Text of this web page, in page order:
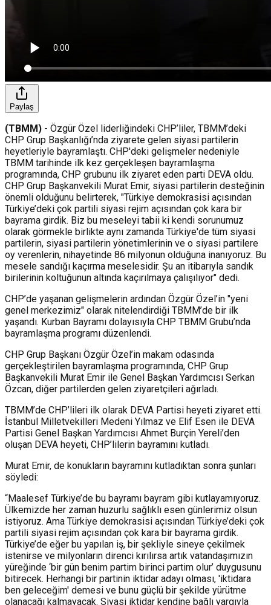
Paylaş
(TBMM) - Özgür Özel liderliğindeki CHP’liler, TBMM’deki
CHP Grup Başkanlığı’nda ziyarete gelen siyasi partilerin
heyetleriyle bayramlaştı. CHP'deki gelişmeler nedeniyle
TBMM tarihinde ilk kez gerçekleşen bayramlaşma
programında, CHP grubunu ilk ziyaret eden parti DEVA oldu.
CHP Grup Başkanvekili Murat Emir, siyasi partilerin desteğinin
önemli olduğunu belirterek, "Türkiye demokrasisi açısından
Türkiye’deki çok partili siyasi rejim açısından çok kara bir
bayrama girdik. Biz bu meseleyi tabii ki kendi sorunumuz
olarak görmekle birlikte aynı zamanda Türkiye'de tüm siyasi
partilerin, siyasi partilerin yönetimlerinin ve o siyasi partilere
oy verenlerin, nihayetinde 86 milyonun olduğuna inanıyoruz. Bu
mesele sandığı kaçırma meselesidir. Şu an itibarıyla sandık
birilerinin koltuğunun altında kaçırılmaya çalışılıyor" dedi.
CHP’de yaşanan gelişmelerin ardından Özgür Özel’in "yeni
genel merkezimiz" olarak nitelendirdiği TBMM’de bir ilk
yaşandı. Kurban Bayramı dolayısıyla CHP TBMM Grubu’nda
bayramlaşma programı düzenlendi.
CHP Grup Başkanı Özgür Özel’in makam odasında
gerçekleştirilen bayramlaşma programında, CHP Grup
Başkanvekili Murat Emir ile Genel Başkan Yardımcısı Serkan
Özcan, diğer partilerden gelen ziyaretçileri ağırladı.
TBMM’de CHP’lileri ilk olarak DEVA Partisi heyeti ziyaret etti.
İstanbul Milletvekilleri Medeni Yılmaz ve Elif Esen ile DEVA
Partisi Genel Başkan Yardımcısı Ahmet Burçin Yereli’den
oluşan DEVA heyeti, CHP’lilerin bayramını kutladı.
Murat Emir, de konukların bayramını kutladıktan sonra şunları
söyledi:
“Maalesef Türkiye’de bu bayramı bayram gibi kutlayamıyoruz.
Ülkemizde her zaman huzurlu sağlıklı esen günlerimiz olsun
istiyoruz. Ama Türkiye demokrasisi açısından Türkiye’deki çok
partili siyasi rejim açısından çok kara bir bayrama girdik.
Türkiye’de eğer bu yapılan iş, bir şekliyle sineye çekilmek
istenirse ve milyonların direnci kırılırsa artık vatandaşımızın
yüreğinde ‘bir gün benim partim birinci partim olur’ duygusunu
bitirecek. Herhangi bir partinin iktidar adayı olması, 'iktidara
ben geleceğim' demesi ve bunu güçlü bir şekilde yürütme
olanacağı kalmayacak. Siyasi iktidar kendine bağlı yargıyla